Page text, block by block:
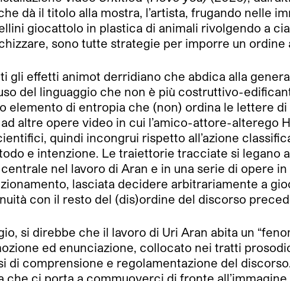
dà il titolo alla mostra, l’artista, frugando nelle
giocattolo in plastica di animali rivolgendo a
sono tutte strategie per imporre un ordine
gli effetti animot derridiano che abdica alla
del linguaggio che non è più costruttivo-
elemento di entropia che (non) ordina le lettere di
altre opere video in cui l’amico-attore-alterego
quindi incongrui rispetto all’azione
e intenzione. Le traiettorie tracciate si legano
nel lavoro di Aran e in una serie di opere
lasciata decidere arbitrariamente a
con il resto del (dis)ordine del discorso
si direbbe che il lavoro di Uri Aran abita un
ed enunciazione, collocato nei tratti
di comprensione e regolamentazione del